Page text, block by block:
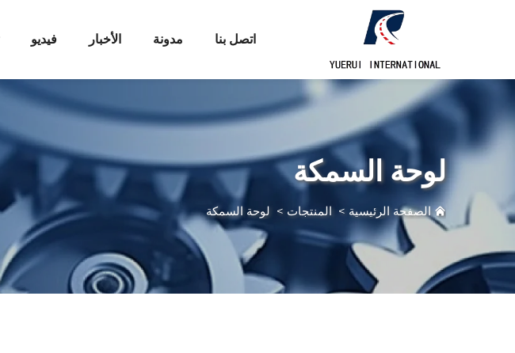
فيديو الأخبار مدونة اتصل بنا
لوحة السمكة
الصفحة الرئيسية > المنتجات > لوحة السمكة